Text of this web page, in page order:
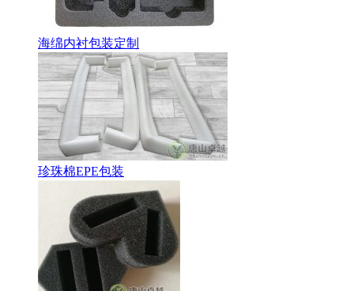
海绵内衬包装定制
珍珠棉EPE包装